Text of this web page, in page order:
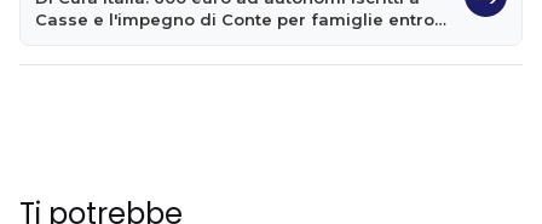
Casse e l'impegno di Conte per famiglie entro
Ti potrebbe